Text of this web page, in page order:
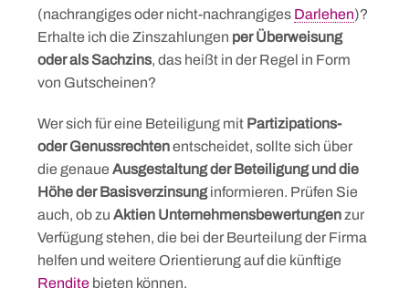
content
(nachrangiges oder nicht-nachrangiges Darlehen)?
Erhalte ich die Zinszahlungen per Überweisung
oder als Sachzins, das heißt in der Regel in Form
von Gutscheinen?
Wer sich für eine Beteiligung mit Partizipations-
oder Genussrechtenentscheidet, sollte sich über
die genaue Ausgestaltung der Beteiligung und die
Höhe der Basisverzinsunginformieren. Prüfen Sie
auch, ob zu Aktien Unternehmensbewertungen zur
Verfügung stehen, die bei der Beurteilung der Firma
helfen und weitere Orientierung auf die künftige
Rendite bieten können.